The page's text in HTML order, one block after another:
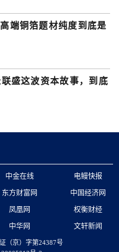
端铜箔题材纯度到底是
盛这波资本故事，到底
中金在线
电鳗快报
东方财富网
中国经济网
凤凰网
权衡财经
中华网 文轩新闻
（京）字第24387号